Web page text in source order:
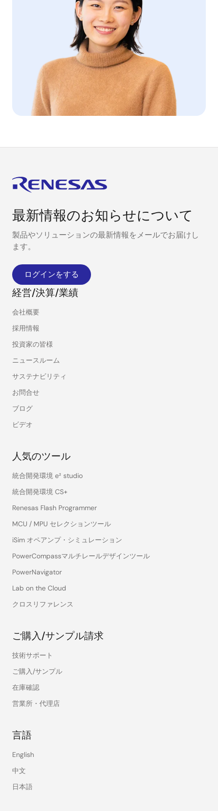
最新情報のお知らせについて
製品やソリューションの最新情報をメールでお届けし
ます。
ログインをする
経営/決算/業績
会社概要
採用情報
投資家の皆様
ニュースルーム
サステナビリティ
お問合せ
ブログ
ビデオ
人気のツール
統合開発環境 e² studio
統合開発環境 CS+
Renesas Flash Programmer
MCU / MPU セレクションツール
iSim オペアンプ・シミュレーション
PowerCompassマルチレールデザインツール
PowerNavigator
Lab on the Cloud
クロスリファレンス
ご購入/サンプル請求
技術サポート
ご購入/サンプル
在庫確認
営業所・代理店
言語
English
中文
日本語